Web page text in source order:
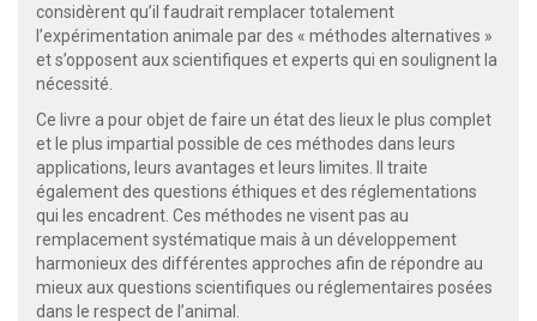
considèrent qu’il faudrait remplacer totalement
l’expérimentation animale par des « méthodes alternatives »
et s’opposent aux scientifiques et experts qui en soulignent la
nécessité.
Ce livre a pour objet de faire un état des lieux le plus complet
et le plus impartial possible de ces méthodes dans leurs
applications, leurs avantages et leurs limites. Il traite
également des questions éthiques et des réglementations
qui les encadrent. Ces méthodes ne visent pas au
remplacement systématique mais à un développement
harmonieux des différentes approches afin de répondre au
mieux aux questions scientifiques ou réglementaires posées
dans le respect de l’animal.